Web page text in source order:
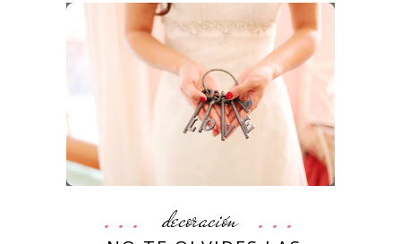
decoración